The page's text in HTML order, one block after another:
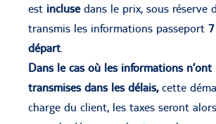
est inclusedans le prix, sous réserve
transmis les informations passeport
départ.
Dans le cas où les informations n’ont
transmises dans les délais,cette
charge du client, les taxes seront